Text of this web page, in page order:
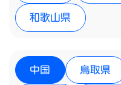
和歌山県
中国 鳥取県